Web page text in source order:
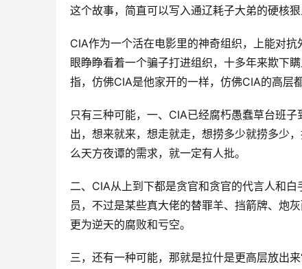
这个故事，简直可以写入通辽耗子大弟的硬核狠
CIA作为一个活在电影里的神奇组织，上能对
眼睁睁看着一个骗子打进组织，十多年来欺下
指，仿佛CIA是他家开的一样，仿佛CIA的高层
只有三种可能，一、CIA已经腐朽愚蠢草台班
出，想来就来，想走就走，想捞多少就捞多少
么天方夜谭的需求，就一定有人批。
二、CIA从上到下都是贪官和贪官的代言人和
员，不过是某些真大佬的替罪羊、挡箭牌、炮
更为逆天的腐败和亏空。
三，还有一种可能，那就是拉什是更高层放出